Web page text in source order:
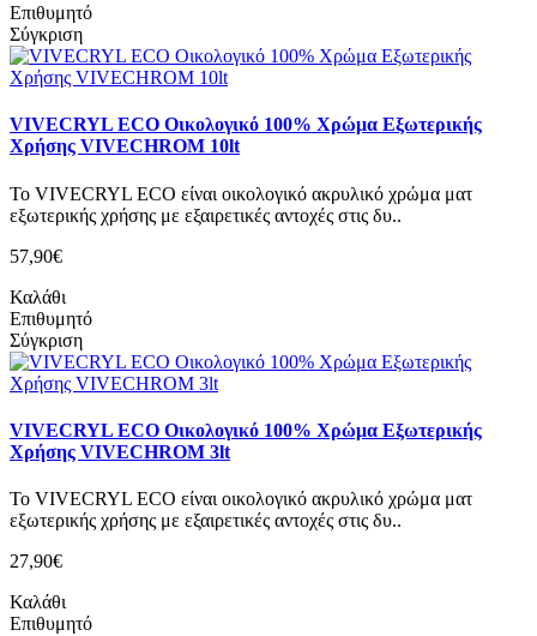
Επιθυμητό
Σύγκριση
VIVECRYL ECO Οικολογικό 100% Χρώμα Εξωτερικής
Χρήσης VIVECHROM 10lt
To VIVECRYL ECO είναι οικολογικό ακρυλικό χρώμα ματ
εξωτερικής χρήσης με εξαιρετικές αντοχές στις δυ..
57,90€
Καλάθι
Επιθυμητό
Σύγκριση
VIVECRYL ECO Οικολογικό 100% Χρώμα Εξωτερικής
Χρήσης VIVECHROM 3lt
To VIVECRYL ECO είναι οικολογικό ακρυλικό χρώμα ματ
εξωτερικής χρήσης με εξαιρετικές αντοχές στις δυ..
27,90€
Καλάθι
Επιθυμητό